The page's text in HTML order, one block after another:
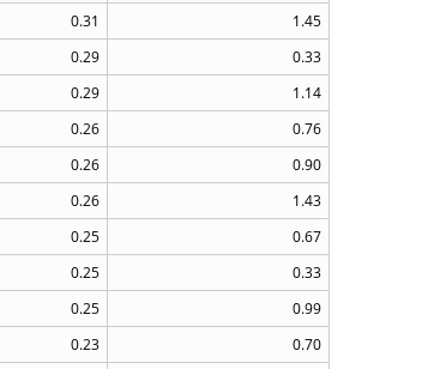
0.31
1.45
0.29
0.33
0.29
1.14
0.26
0.76
0.26
0.90
0.26
1.43
0.25
0.67
0.25
0.33
0.25
0.99
0.23
0.70